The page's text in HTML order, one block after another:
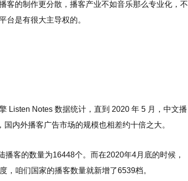
客的制作更分散，播客产业不如音乐那么专业化，不
台是有很大主导权的。
Listen Notes 数据统计，直到 2020 年 5 月，中文播
内外播客广告市场的规模也相差约十倍之大。
客的数量为16448个。而在2020年4月底的时候，
咱们国家的播客数量就新增了6539档。